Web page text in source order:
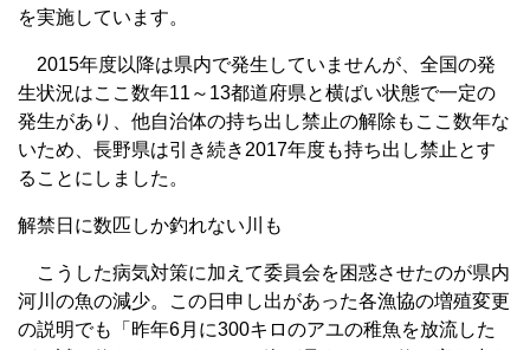
を実施しています。
2015年度以降は県内で発生していませんが、全国の発
生状況はここ数年11～13都道府県と横ばい状態で一定の
発生があり、他自治体の持ち出し禁止の解除もここ数年な
いため、長野県は引き続き2017年度も持ち出し禁止とす
ることにしました。
解禁日に数匹しか釣れない川も
こうした病気対策に加えて委員会を困惑させたのが県内
河川の魚の減少。この日申し出があった各漁協の増殖変更
の説明でも「昨年6月に300キロのアユの稚魚を放流した